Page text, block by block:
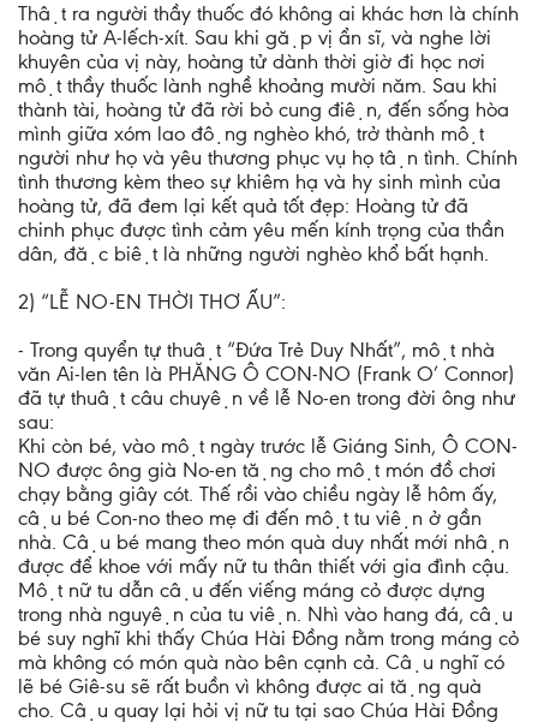
Thật ra người thầy thuốc đó không ai khác hơn là chính
hoàng tử A-lếch-xít. Sau khi gặp vị ẩn sĩ, và nghe lời
khuyên của vị này, hoàng tử dành thời giờ đi học nơi
một thầy thuốc lành nghề khoảng mười năm. Sau khi
thành tài, hoàng tử đã rời bỏ cung điện, đến sống hòa
mình giữa xóm lao động nghèo khó, trở thành một
người như họ và yêu thương phục vụ họ tận tình. Chính
tình thương kèm theo sự khiêm hạ và hy sinh mình của
hoàng tử, đã đem lại kết quả tốt đẹp: Hoàng tử đã
chinh phục được tình cảm yêu mến kính trọng của thần
dân, đặc biệt là những người nghèo khổ bất hạnh.
2) “LỄ NO-EN THỜI THƠ ẤU”:
- Trong quyển tự thuật “Đứa Trẻ Duy Nhất”, một nhà
văn Ai-len tên là PHĂNG Ô CON-NO (Frank O’ Connor)
đã tự thuật câu chuyện về lễ No-en trong đời ông như
sau:
Khi còn bé, vào một ngày trước lễ Giáng Sinh, Ô CON-
NO được ông già No-en tặng cho một món đồ chơi
chạy bằng giây cót. Thế rồi vào chiều ngày lễ hôm ấy,
cậu bé Con-no theo mẹ đi đến một tu viện ở gần
nhà. Cậu bé mang theo món quà duy nhất mới nhận
được để khoe với mấy nữ tu thân thiết với gia đình cậu.
Một nữ tu dẫn cậu đến viếng máng cỏ được dựng
trong nhà nguyện của tu viện. Nhì vào hang đá, cậu
bé suy nghĩ khi thấy Chúa Hài Đồng nằm trong máng cỏ
mà không có món quà nào bên cạnh cả. Cậu nghĩ có
lẽ bé Giê-su sẽ rất buồn vì không được ai tặng quà
cho. Cậu quay lại hỏi vị nữ tu tại sao Chúa Hài Đồng